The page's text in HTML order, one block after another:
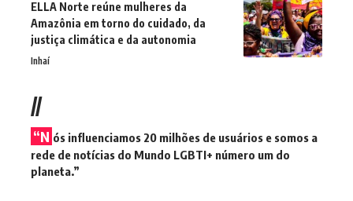
ELLA Norte reúne mulheres da
Amazônia em torno do cuidado, da
justiça climática e da autonomia
Inhaí
//
“N ós influenciamos 20 milhões de usuários e somos a
rede de notícias do Mundo LGBTI+ número um do
planeta.”